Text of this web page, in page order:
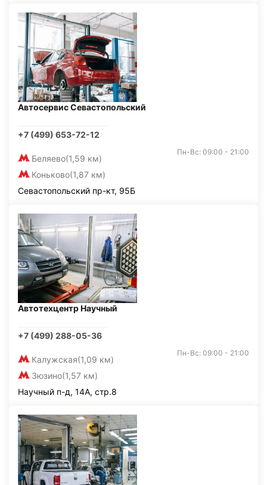
Автосервис Севастопольский
+7 (499) 653-72-12
Беляево(1,59 км)
Коньково(1,87 км)
Пн-Вс: 09:00 - 21:00
Севастопольский пр-кт, 95Б
Автотехцентр Научный
+7 (499) 288-05-36
Калужская(1,09 км)
Зюзино(1,57 км)
Пн-Вс: 09:00 - 21:00
Научный п-д, 14А, стр.8